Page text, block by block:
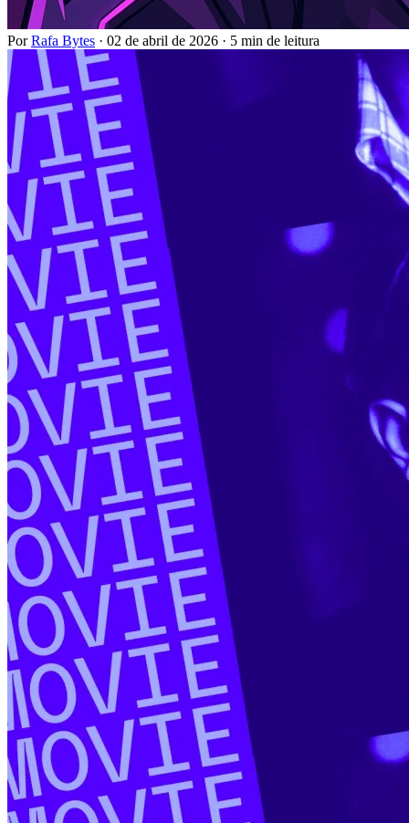
PorRafa Bytes · 02 de abril de 2026 · 5 min de leitura